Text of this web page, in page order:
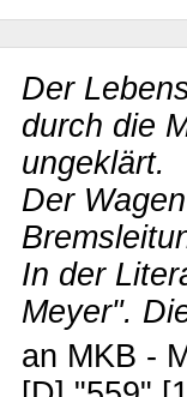
Der
durch die
ungeklärt.
Der
In der
Meyer".
an MKB -